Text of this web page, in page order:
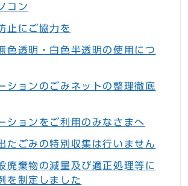
コン
止にご協力を
色透明・白色半透明の使用につ
ションのごみネットの整理徹底
ションをご利用のみなさまへ
たごみの特別収集は行いません
廃棄物の減量及び適正処理等に
を制定しました